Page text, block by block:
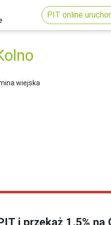
PIT online
wiejska
i przekaż 1,5% na